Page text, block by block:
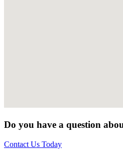
Do you have a question
Contact Us Today